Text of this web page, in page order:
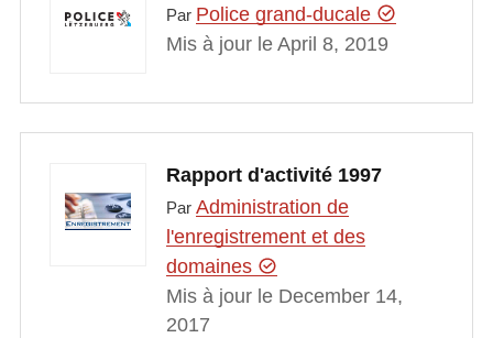
Par Police grand-ducale
Mis à jour le April 8, 2019
Rapport d'activité 1997
Par Administration de
l'enregistrement et des
domaines
Mis à jour le December 14,
2017